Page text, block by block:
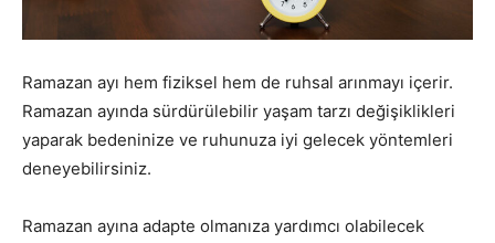
Ramazan ayı hem fiziksel hem de ruhsal arınmayı içerir.
Ramazan ayında sürdürülebilir yaşam tarzı değişiklikleri
yaparak bedeninize ve ruhunuza iyi gelecek yöntemleri
deneyebilirsiniz.
Ramazan ayına adapte olmanıza yardımcı olabilecek